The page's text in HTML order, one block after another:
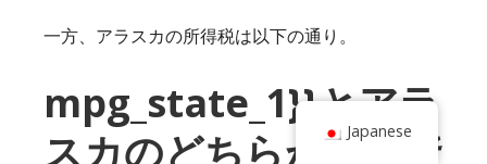
一方、アラスカの所得税は以下の通り。
mpg_state_1}}とアラ
スカのどちらが固定資
Japanese